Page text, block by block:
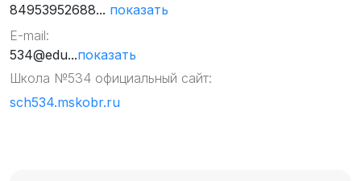
84953952688... показать
E-mail:
534@edu...показать
Школа №534 официальный сайт:
sch534.mskobr.ru